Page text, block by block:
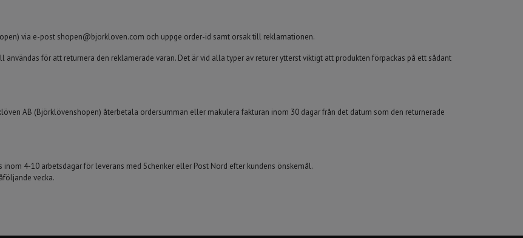
via e-post shopen@bjorkloven.com och uppge order-id samt orsak till reklamationen.
för att returnera den reklamerade varan. Det är vid alla typer av returer ytterst viktigt att produkten förpackas på ett sådant
AB (Björklövenshopen) återbetala ordersumman eller makulera fakturan inom 30 dagar från det datum som den returnerade
4-10 arbetsdagar för leverans med Schenker eller Post Nord efter kundens önskemål.
vecka.